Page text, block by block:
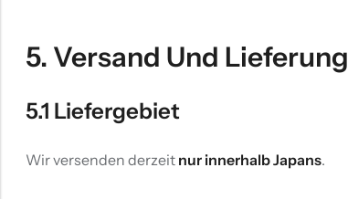
5. Versand Und Lieferung
5.1 Liefergebiet
Wir versenden derzeit nur innerhalb Japans.